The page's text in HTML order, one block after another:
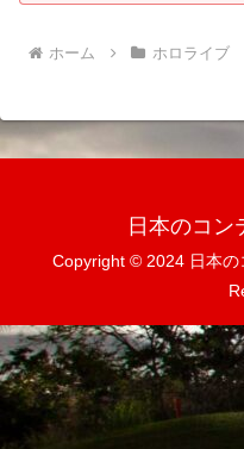
ホーム ホロライブ
日本のコン
Copyright © 2024 日本の